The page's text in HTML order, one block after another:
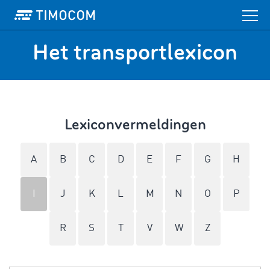
Het transportlexicon
Lexiconvermeldingen
A B C D E F G H
J K L M N O P
R S V W Z